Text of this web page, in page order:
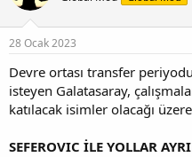
y
b
a
ş
l
a
t
n
a
g
ı
ç
t
a
r
h
28 Ocak 2023
Devre ortası transfer
isteyen Galatasaray,
katılacak isimler olacağı
SEFEROVIC İLE YOLLAR